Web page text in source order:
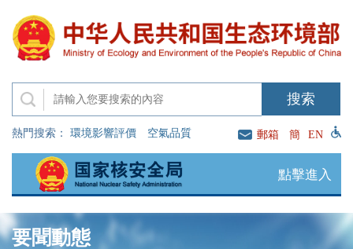
熱門搜索： 環境影響評價 空氣品質 郵箱 簡 EN
點擊進入
要聞動態